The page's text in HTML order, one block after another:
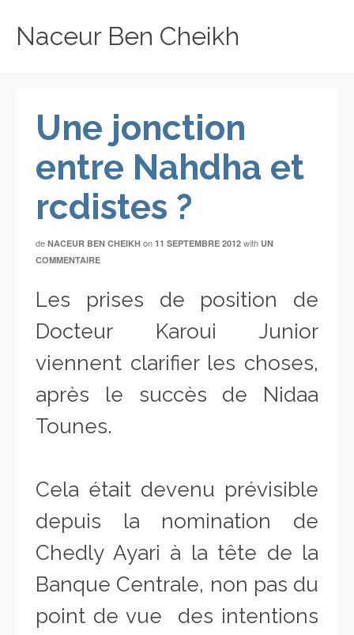
Naceur Ben Cheikh
Une jonction
entre Nahdha et
rcdistes ?
de NACEUR BEN CHEIKH on 11 SEPTEMBRE 2012 with UN
COMMENTAIRE
Les prises de position de
Docteur Karoui Junior
viennent clarifier les choses,
après le succès de Nidaa
Tounes.
Cela était devenu prévisible
depuis la nomination de
Chedly Ayari à la tête de la
Banque Centrale, non pas du
point de vue des intentions